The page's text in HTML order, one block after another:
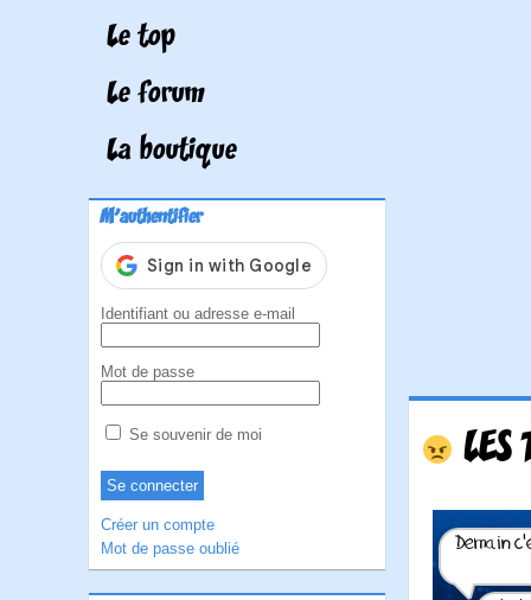
Le top
Le forum
La boutique
M'authentifier
Identifiant ou adresse e-mail
Mot de passe
Se souvenir de moi
Créer un compte
Mot de passe oublié
LES